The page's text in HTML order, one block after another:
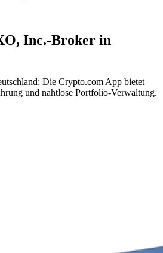
Inc.-Broker in
Die Crypto.com App bietet
und nahtlose Portfolio-Verwaltung.